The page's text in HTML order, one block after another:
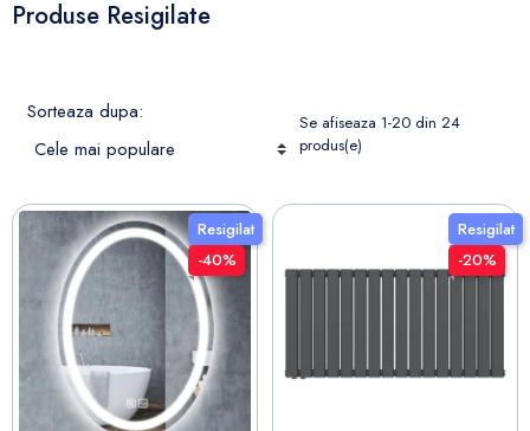
Produse Resigilate
Sorteaza dupa:
Se afiseaza 1-20 din 24
produs(e)
Resigilat
-40%
Resigilat
-20%